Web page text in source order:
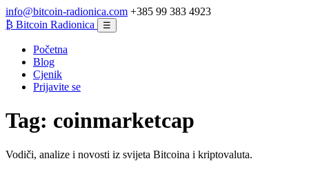
info@bitcoin-radionica.com +385 99 383 4923
₿ Bitcoin Radionica ☰
Početna
Blog
Cjenik
Prijavite se
Tag: coinmarketcap
Vodiči, analize i novosti iz svijeta Bitcoina i kriptovaluta.